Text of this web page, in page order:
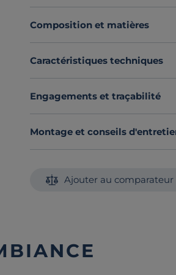
Composition et matières
Caractéristiques techniques
Engagements et traçabilité
Montage et conseils
Ajouter au comparateur